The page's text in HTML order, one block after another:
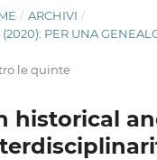
/ ARCHIVI /
(2020): PER UNA
le quinte
historical